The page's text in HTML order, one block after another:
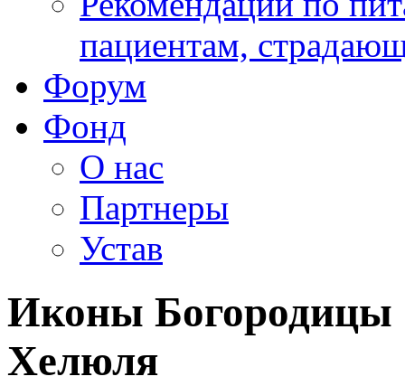
пациентам,
Форум
Фонд
О нас
Партнеры
Устав
Иконы Богородицы
Хелюля